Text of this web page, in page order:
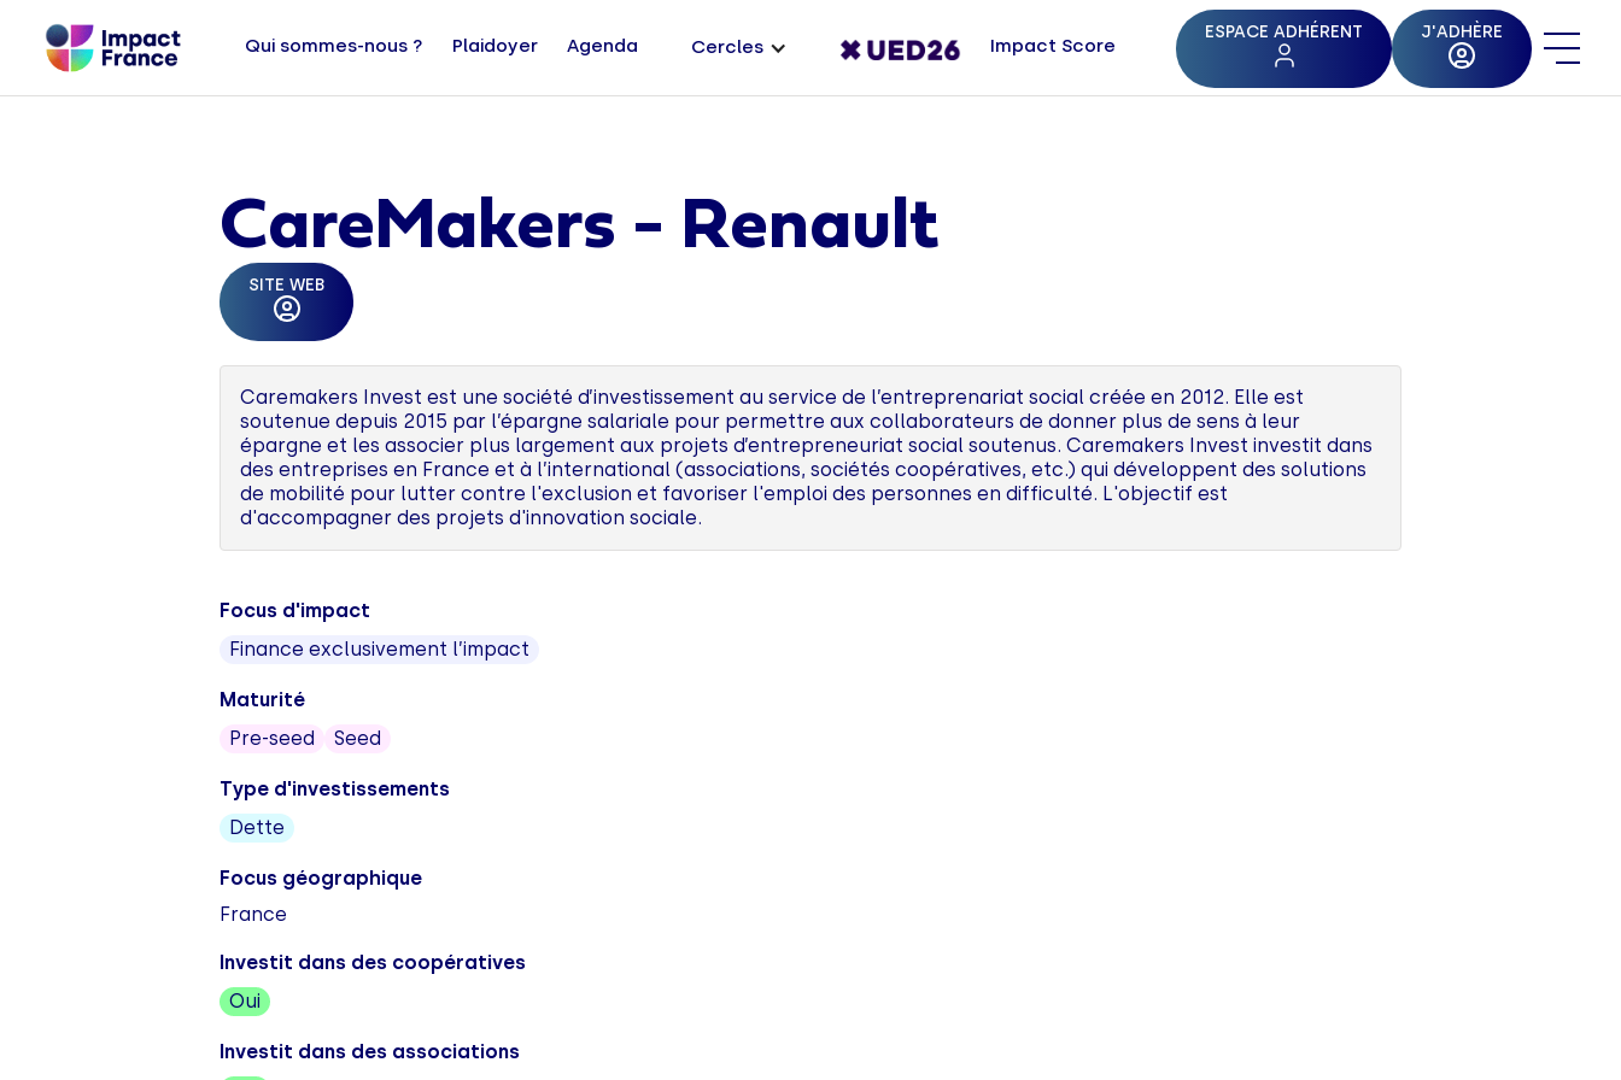
Qui sommes-nous ? Plaidoyer Agenda Cercles Impact Score
ESPACE ADHÉRENT J'ADHÈRE
CareMakers - Renault
SITE WEB
Caremakers Invest est une société d’investissement au service de l’entreprenariat social créée en 2012. Elle est
soutenue depuis 2015 par l’épargne salariale pour permettre aux collaborateurs de donner plus de sens à leur
épargne et les associer plus largement aux projets d’entrepreneuriat social soutenus. Caremakers Invest investit dans
des entreprises en France et à l’international (associations, sociétés coopératives, etc.) qui développent des solutions
de mobilité pour lutter contre l'exclusion et favoriser l'emploi des personnes en difficulté. L'objectif est
d'accompagner des projets d'innovation sociale.
Focus d'impact
Finance exclusivement l’impact
Maturité
Pre-seed
Seed
Type d'investissements
Dette
Focus géographique
France
Investit dans des coopératives
Oui
Investit dans des associations